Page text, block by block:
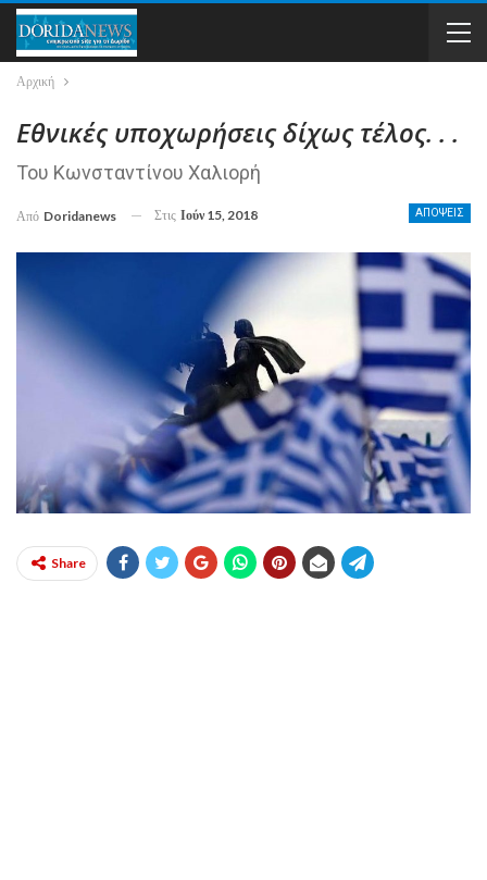
Αρχική
Εθνικές υποχωρήσεις δίχως τέλος. . .
Του Κωνσταντίνου Χαλιορή
ΑΠΟΨΕΙΣ
Από Doridanews Στις Ιούν 15, 2018
Share